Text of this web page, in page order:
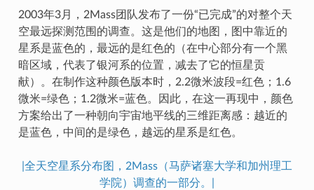
2003年3月，2Mass团队发布了一份“已完成”的对整个天
空最远探测范围的调查。这是他们的地图，图中靠近的
星系是蓝色的，最远的是红色的（在中心部分有一个黑
暗区域，代表了银河系的位置，减去了它的恒星贡
献）。在制作这种颜色版本时，2.2微米波段=红色；1.6
微米=绿色；1.2微米=蓝色。因此，在这一再现中，颜色
方案给出了一种朝向宇宙地平线的三维距离感：越近的
是蓝色，中间的是绿色，越远的星系是红色。
|全天空星系分布图，2Mass（马萨诸塞大学和加州理工
学院）调查的一部分。|